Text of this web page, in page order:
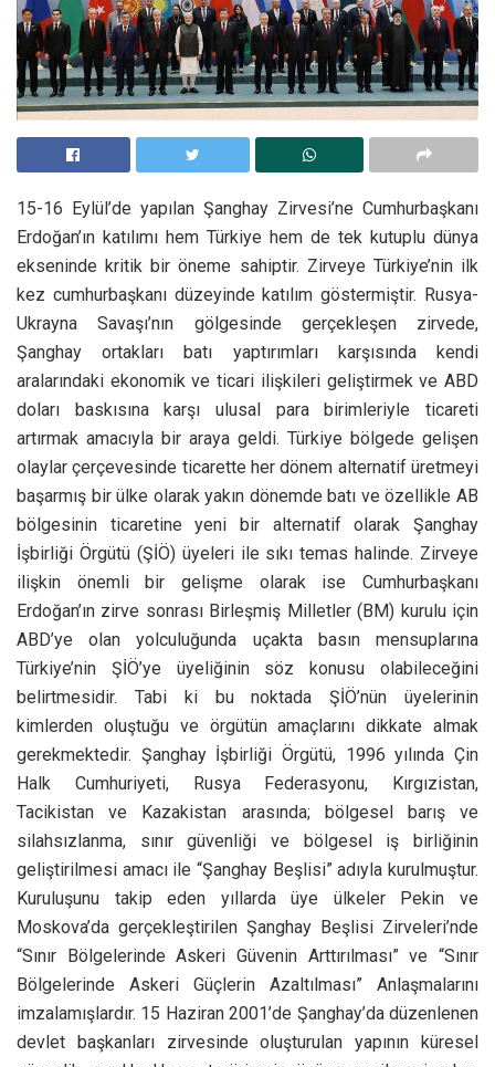
15-16 Eylül’de yapılan Şanghay Zirvesi’ne Cumhurbaşkanı
Erdoğan’ın katılımı hem Türkiye hem de tek kutuplu dünya
ekseninde kritik bir öneme sahiptir. Zirveye Türkiye’nin ilk
kez cumhurbaşkanı düzeyinde katılım göstermiştir. Rusya-
Ukrayna Savaşı’nın gölgesinde gerçekleşen zirvede,
Şanghay ortakları batı yaptırımları karşısında kendi
aralarındaki ekonomik ve ticari ilişkileri geliştirmek ve ABD
doları baskısına karşı ulusal para birimleriyle ticareti
artırmak amacıyla bir araya geldi. Türkiye bölgede gelişen
olaylar çerçevesinde ticarette her dönem alternatif üretmeyi
başarmış bir ülke olarak yakın dönemde batı ve özellikle AB
bölgesinin ticaretine yeni bir alternatif olarak Şanghay
İşbirliği Örgütü (ŞİÖ) üyeleri ile sıkı temas halinde. Zirveye
ilişkin önemli bir gelişme olarak ise Cumhurbaşkanı
Erdoğan’ın zirve sonrası Birleşmiş Milletler (BM) kurulu için
ABD’ye olan yolculuğunda uçakta basın mensuplarına
Türkiye’nin ŞİÖ’ye üyeliğinin söz konusu olabileceğini
belirtmesidir. Tabi ki bu noktada ŞİÖ’nün üyelerinin
kimlerden oluştuğu ve örgütün amaçlarını dikkate almak
gerekmektedir. Şanghay İşbirliği Örgütü, 1996 yılında Çin
Halk Cumhuriyeti, Rusya Federasyonu, Kırgızistan,
Tacikistan ve Kazakistan arasında; bölgesel barış ve
silahsızlanma, sınır güvenliği ve bölgesel iş birliğinin
geliştirilmesi amacı ile “Şanghay Beşlisi” adıyla kurulmuştur.
Kuruluşunu takip eden yıllarda üye ülkeler Pekin ve
Moskova’da gerçekleştirilen Şanghay Beşlisi Zirveleri’nde
“Sınır Bölgelerinde Askeri Güvenin Arttırılması” ve “Sınır
Bölgelerinde Askeri Güçlerin Azaltılması” Anlaşmalarını
imzalamışlardır. 15 Haziran 2001’de Şanghay’da düzenlenen
devlet başkanları zirvesinde oluşturulan yapının küresel